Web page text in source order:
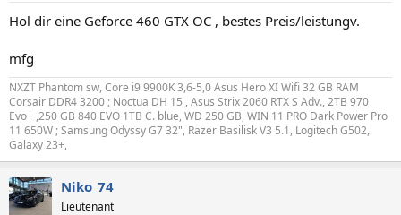
Hol dir eine Geforce 460 GTX OC , bestes Preis/leistungv.
mfg
NXZT Phantom sw, Core i9 9900K 3,6-5,0 Asus Hero XI Wifi 32 GB RAM
Corsair DDR4 3200 ; Noctua DH 15 , Asus Strix 2060 RTX S Adv., 2TB 970
Evo+ ,250 GB 840 EVO 1TB C. blue, WD 250 GB, WIN 11 PRO Dark Power Pro
11 650W ; Samsung Odyssy G7 32", Razer Basilisk V3 5.1, Logitech G502,
Galaxy 23+,
Niko_74
Lieutenant